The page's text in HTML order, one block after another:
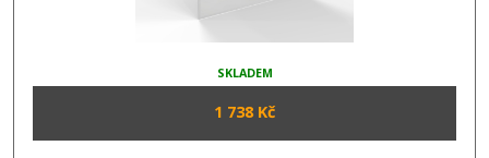
SKLADEM
1 738 Kč